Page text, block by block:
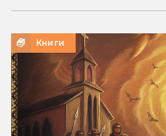
Книги